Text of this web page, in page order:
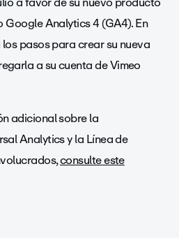
Google Analytics 4 (GA4). En
pasos para crear su nueva
a su cuenta de Vimeo
adicional sobre la
Analytics y la Línea de
consulte este